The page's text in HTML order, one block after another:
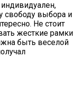
свободу выбора и
Не стоит
жесткие рамки
быть веселой